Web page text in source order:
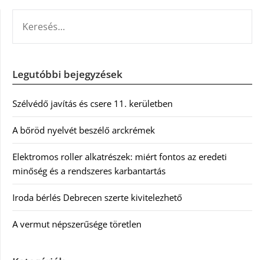
Legutóbbi bejegyzések
Szélvédő javítás és csere 11. kerületben
A bőröd nyelvét beszélő arckrémek
Elektromos roller alkatrészek: miért fontos az eredeti
minőség és a rendszeres karbantartás
Iroda bérlés Debrecen szerte kivitelezhető
A vermut népszerűsége töretlen